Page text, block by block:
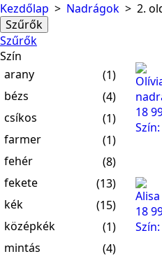
Kezdőlap Nadrágok
2.
Szűrők
Szűrők
Szín
arany
(1)
bézs
(4)
csíkos
(1)
farmer
(1)
fehér
(8)
fekete
(13)
kék
(15)
középkék
(1)
mintás
(4)
18
18